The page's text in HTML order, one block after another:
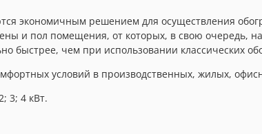
экономичным решением для осуществления
и пол помещения, от которых, в свою очередь,
быстрее, чем при использовании классических
условий в производственных, жилых,
3; 4 кВт.